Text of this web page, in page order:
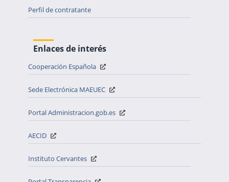
Perfil de contratante
Enlaces de interés
Cooperación Española
Sede Electrónica MAEUEC
Portal Administracion.gob.es
AECID
Instituto Cervantes